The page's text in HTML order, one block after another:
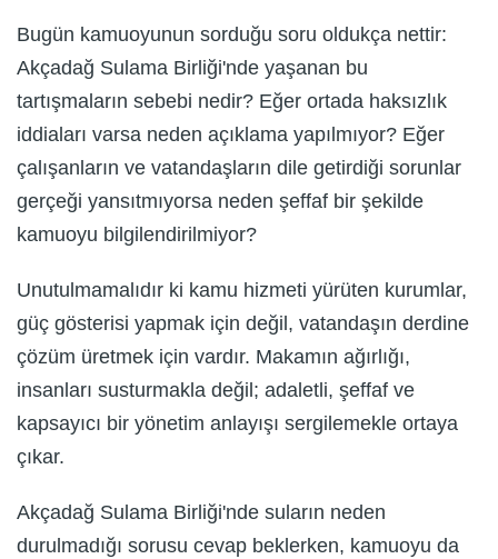
Bugün kamuoyunun sorduğu soru oldukça nettir:
Akçadağ Sulama Birliği'nde yaşanan bu
tartışmaların sebebi nedir? Eğer ortada haksızlık
iddiaları varsa neden açıklama yapılmıyor? Eğer
çalışanların ve vatandaşların dile getirdiği sorunlar
gerçeği yansıtmıyorsa neden şeffaf bir şekilde
kamuoyu bilgilendirilmiyor?
Unutulmamalıdır ki kamu hizmeti yürüten kurumlar,
güç gösterisi yapmak için değil, vatandaşın derdine
çözüm üretmek için vardır. Makamın ağırlığı,
insanları susturmakla değil; adaletli, şeffaf ve
kapsayıcı bir yönetim anlayışı sergilemekle ortaya
çıkar.
Akçadağ Sulama Birliği'nde suların neden
durulmadığı sorusu cevap beklerken, kamuoyu da